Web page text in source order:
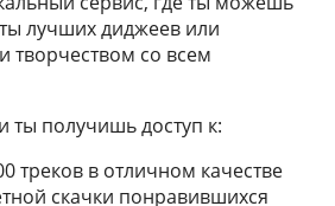
лучших диджеев или
творчеством со всем
ты получишь доступ к:
треков в отличном качестве
скачки понравившихся